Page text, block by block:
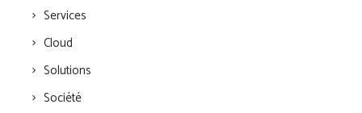
Services
Cloud
Solutions
Société